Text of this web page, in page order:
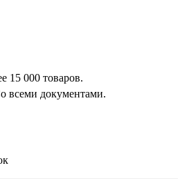
15 000 товаров.
всеми документами.